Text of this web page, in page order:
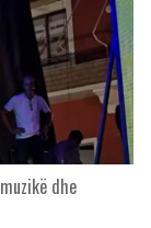
dhe